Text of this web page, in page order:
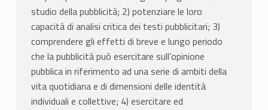
studio della pubblicità; 2) potenziare le loro
capacità di analisi critica dei testi pubblicitari; 3)
comprendere gli effetti di breve e lungo periodo
che la pubblicità può esercitare sull’opinione
pubblica in riferimento ad una serie di ambiti della
vita quotidiana e di dimensioni delle identità
individuali e collettive; 4) esercitare ed